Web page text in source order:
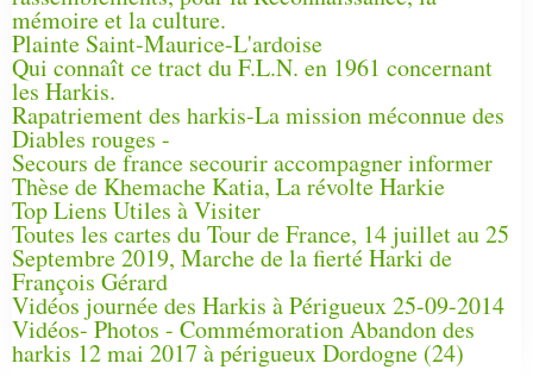
mémoire et la culture.
Plainte Saint-Maurice-L'ardoise
Qui connaît ce tract du F.L.N. en 1961 concernant
les Harkis.
Rapatriement des harkis-La mission méconnue des
Diables rouges -
Secours de france secourir accompagner informer
Thèse de Khemache Katia, La révolte Harkie
Top Liens Utiles à Visiter
Toutes les cartes du Tour de France, 14 juillet au 25
Septembre 2019, Marche de la fierté Harki de
François Gérard
Vidéos journée des Harkis à Périgueux 25-09-2014
Vidéos- Photos - Commémoration Abandon des
harkis 12 mai 2017 à périgueux Dordogne (24)